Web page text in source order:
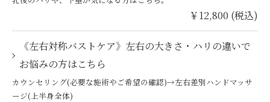
￥12,800 (税込)
《左右対称バストケア》左右の大きさ・ハリの違いで
お悩みの方はこちら
カウンセリング(必要な施術やご希望の確認)→左右差別ハンドマッサ
ージ(上半身全体)